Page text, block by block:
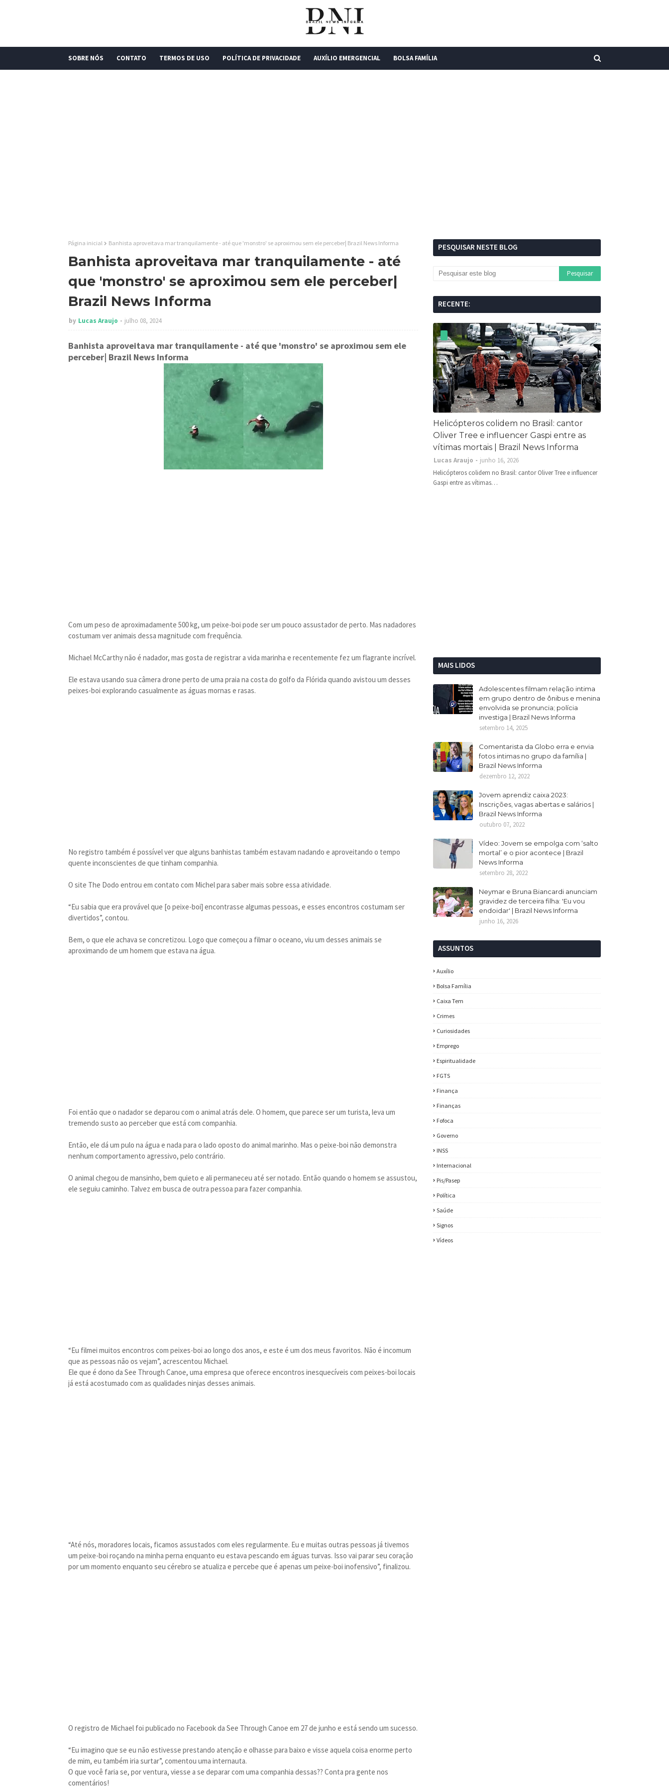
SOBRE NÓS CONTATO TERMOS DE USO POLÍTICA DE PRIVACIDADE AUXÍLIO EMERGENCIAL BOLSA FAMÍLIA
Página inicial Banhista aproveitava mar tranquilamente - até que 'monstro' se aproximou sem ele perceber| Brazil News Informa
Banhista aproveitava mar tranquilamente - até
que 'monstro' se aproximou sem ele perceber|
Brazil News Informa
by Lucas Araujo julho 08, 2024
Banhista aproveitava mar tranquilamente - até que 'monstro' se aproximou sem ele
perceber| Brazil News Informa
Com um peso de aproximadamente 500 kg, um peixe-boi pode ser um pouco assustador de perto. Mas nadadores
costumam ver animais dessa magnitude com frequência.
Michael McCarthy não é nadador, mas gosta de registrar a vida marinha e recentemente fez um flagrante incrível.
Ele estava usando sua câmera drone perto de uma praia na costa do golfo da Flórida quando avistou um desses
peixes-boi explorando casualmente as águas mornas e rasas.
No registro também é possível ver que alguns banhistas também estavam nadando e aproveitando o tempo
quente inconscientes de que tinham companhia.
O site The Dodo entrou em contato com Michel para saber mais sobre essa atividade.
“Eu sabia que era provável que [o peixe-boi] encontrasse algumas pessoas, e esses encontros costumam ser
divertidos”, contou.
Bem, o que ele achava se concretizou. Logo que começou a filmar o oceano, viu um desses animais se
aproximando de um homem que estava na água.
Foi então que o nadador se deparou com o animal atrás dele. O homem, que parece ser um turista, leva um
tremendo susto ao perceber que está com companhia.
Então, ele dá um pulo na água e nada para o lado oposto do animal marinho. Mas o peixe-boi não demonstra
nenhum comportamento agressivo, pelo contrário.
O animal chegou de mansinho, bem quieto e ali permaneceu até ser notado. Então quando o homem se assustou,
ele seguiu caminho. Talvez em busca de outra pessoa para fazer companhia.
“Eu filmei muitos encontros com peixes-boi ao longo dos anos, e este é um dos meus favoritos. Não é incomum
que as pessoas não os vejam”, acrescentou Michael.
Ele que é dono da See Through Canoe, uma empresa que oferece encontros inesquecíveis com peixes-boi locais
já está acostumado com as qualidades ninjas desses animais.
“Até nós, moradores locais, ficamos assustados com eles regularmente. Eu e muitas outras pessoas já tivemos
um peixe-boi roçando na minha perna enquanto eu estava pescando em águas turvas. Isso vai parar seu coração
por um momento enquanto seu cérebro se atualiza e percebe que é apenas um peixe-boi inofensivo”, finalizou.
O registro de Michael foi publicado no Facebook da See Through Canoe em 27 de junho e está sendo um sucesso.
“Eu imagino que se eu não estivesse prestando atenção e olhasse para baixo e visse aquela coisa enorme perto
de mim, eu também iria surtar”, comentou uma internauta.
O que você faria se, por ventura, viesse a se deparar com uma companhia dessas?? Conta pra gente nos
comentários!
PESQUISAR NESTE BLOG
RECENTE:
Helicópteros colidem no Brasil: cantor
Oliver Tree e influencer Gaspi entre as
vítimas mortais | Brazil News Informa
Lucas Araujo
junho 16, 2026
Helicópteros colidem no Brasil: cantor Oliver Tree e influencer
Gaspi entre as vítimas…
MAIS LIDOS
Adolescentes filmam relação intima
em grupo dentro de ônibus e menina
envolvida se pronuncia; polícia
investiga | Brazil News Informa
setembro 14, 2025
Comentarista da Globo erra e envia
fotos intimas no grupo da família |
Brazil News Informa
dezembro 12, 2022
Jovem aprendiz caixa 2023:
Inscrições, vagas abertas e salários |
Brazil News Informa
outubro 07, 2022
Vídeo: Jovem se empolga com ‘salto
mortal’ e o pior acontece | Brazil
News Informa
setembro 28, 2022
Neymar e Bruna Biancardi anunciam
gravidez de terceira filha: 'Eu vou
endoidar' | Brazil News Informa
junho 16, 2026
ASSUNTOS
Auxílio
Bolsa Família
Caixa Tem
Crimes
Curiosidades
Emprego
Espiritualidade
FGTS
Finança
Finanças
Fofoca
Governo
INSS
Internacional
Pis/Pasep
Política
Saúde
Signos
Vídeos